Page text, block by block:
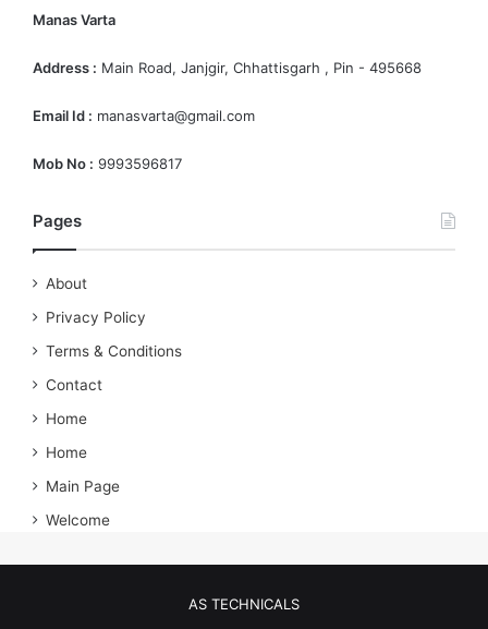
Manas Varta
Address : Main Road, Janjgir, Chhattisgarh , Pin - 495668
Email Id : manasvarta@gmail.com
Mob No : 9993596817
Pages
About
Privacy Policy
Terms & Conditions
Contact
Home
Home
Main Page
Welcome
AS TECHNICALS